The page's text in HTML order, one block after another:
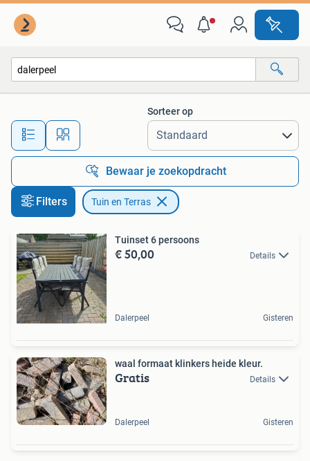
Alle afstanden…
Sorteer op
Bewaar je zoekopdracht
Filters Tuin en Terras
Tuinset 6 persoons
€ 50,00 Details
Dalerpeel Gisteren
waal formaat klinkers heide kleur.
Gratis Details
Dalerpeel Gisteren